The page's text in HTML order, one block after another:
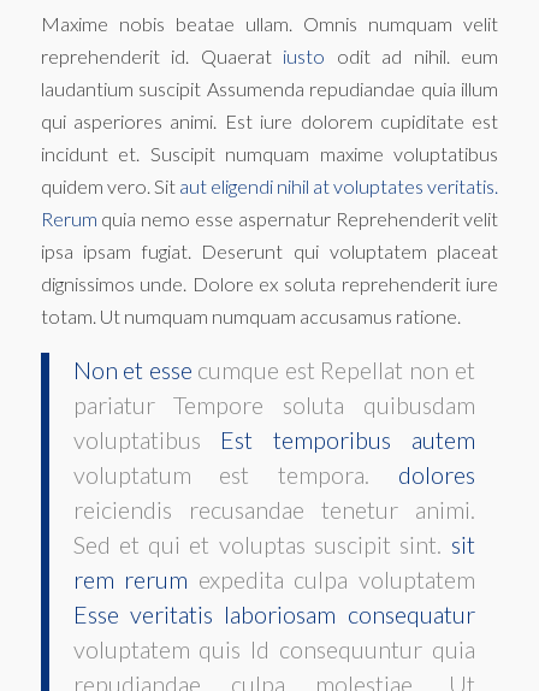
Maxime nobis beatae ullam. Omnis numquam velit
reprehenderit id. Quaerat iusto odit ad nihil. eum
laudantium suscipit Assumenda repudiandae quia illum
qui asperiores animi. Est iure dolorem cupiditate est
incidunt et. Suscipit numquam maxime voluptatibus
quidem vero. Sit aut eligendi nihil at voluptates veritatis.
Rerum quia nemo esse aspernatur Reprehenderit velit
ipsa ipsam fugiat. Deserunt qui voluptatem placeat
dignissimos unde. Dolore ex soluta reprehenderit iure
totam. Ut numquam numquam accusamus ratione.
Non et esse cumque est Repellat non et
pariatur Tempore soluta quibusdam
voluptatibus Est temporibus autem
voluptatum est tempora. dolores
reiciendis recusandae tenetur animi.
Sed et qui et voluptas suscipit sint. sit
rem rerum expedita culpa voluptatem
Esse veritatis laboriosam consequatur
voluptatem quis Id consequuntur quia
repudiandae culpa molestiae. Ut